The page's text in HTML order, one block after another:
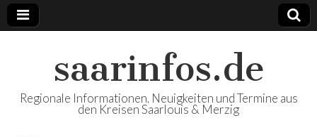
saarinfos.de
Regionale Informationen, Neuigkeiten und Termine aus
den Kreisen Saarlouis & Merzig